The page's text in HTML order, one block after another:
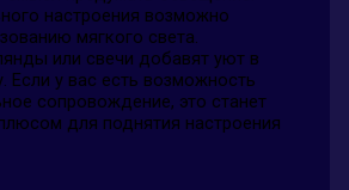
настроения возможно
мягкого света.
или свечи добавят уют в
у вас есть возможность
сопровождение, это станет
для поднятия настроения